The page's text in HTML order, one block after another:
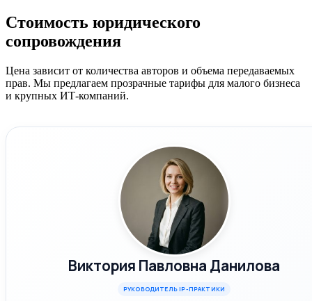
Стоимость юридического
сопровождения
Цена зависит от количества авторов и объема передаваемых
прав. Мы предлагаем прозрачные тарифы для малого бизнеса
и крупных ИТ-компаний.
Виктория Павловна Данилова
РУКОВОДИТЕЛЬ IP-ПРАКТИКИ